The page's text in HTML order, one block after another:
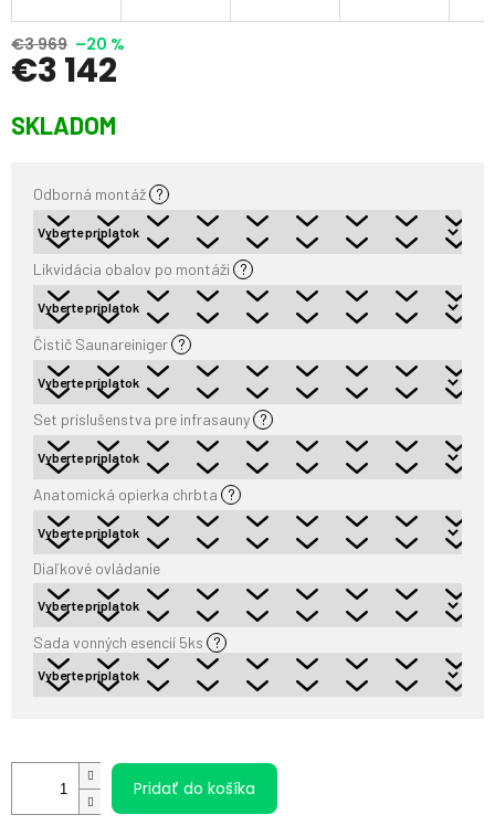
O
€3 969 –20 %
€3 142
cena:
SKLADOM
Odborná montáž ?
Likvidácia obalov po montáži ?
Čistič Saunareiniger ?
Set príslušenstva pre infrasauny ?
Anatomická opierka chrbta ?
Diaľkové ovládanie
Sada vonných esencií 5ks ?
Pridať do košíka